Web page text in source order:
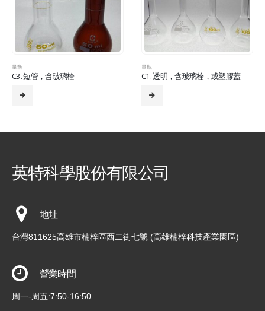
量瓶
C1. 透明，含玻璃栓，或塑膠蓋
量瓶
C2. 褐色，含玻璃栓
英特科學股份有限公司
地址
台灣811625高雄市楠梓區西二街七號 (高雄楠梓科技產業園區)
營業時間
周一-周五:7:50-16:50